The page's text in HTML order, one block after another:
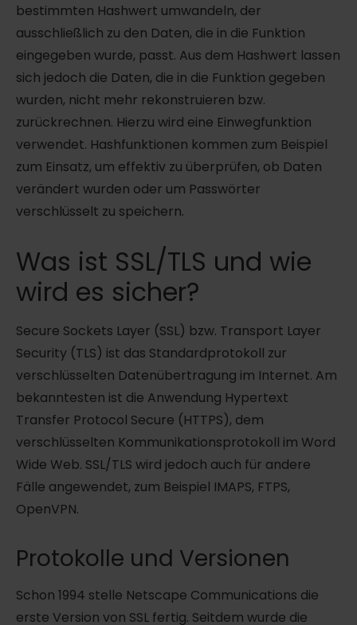
bestimmten Hashwert umwandeln, der
ausschließlich zu den Daten, die in die Funktion
eingegeben wurde, passt. Aus dem Hashwert lassen
sich jedoch die Daten, die in die Funktion gegeben
wurden, nicht mehr rekonstruieren bzw.
zurückrechnen. Hierzu wird eine Einwegfunktion
verwendet. Hashfunktionen kommen zum Beispiel
zum Einsatz, um effektiv zu überprüfen, ob Daten
verändert wurden oder um Passwörter
verschlüsselt zu speichern.
Was ist SSL/TLS und wie
wird es sicher?
Secure Sockets Layer (SSL) bzw. Transport Layer
Security (TLS) ist das Standardprotokoll zur
verschlüsselten Datenübertragung im Internet. Am
bekanntesten ist die Anwendung Hypertext
Transfer Protocol Secure (HTTPS), dem
verschlüsselten Kommunikationsprotokoll im Word
Wide Web. SSL/TLS wird jedoch auch für andere
Fälle angewendet, zum Beispiel IMAPS, FTPS,
OpenVPN.
Protokolle und Versionen
Schon 1994 stelle Netscape Communications die
erste Version von SSL fertig. Seitdem wurde die